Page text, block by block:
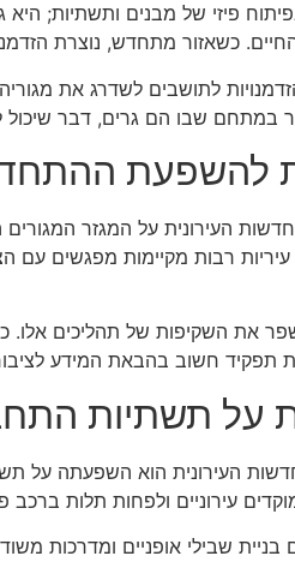
פיזי של מבנים ותשתיות; היא
כשאזור מתחדש, נוצרת
לתושבים לשדרג את
במתחם שבו הם גרים, דבר שיכול
להשפעת
העירונית על המגזר המגורים
רבות מקיימות מפגשים עם
את השקיפות של תהליכים
חשוב בהבאת המידע
תשתיות
העירונית הוא השפעתה על
עירוניים ולפחות תלות
בניית שבילי אופניים